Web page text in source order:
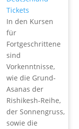
Tickets
In den Kursen
für
Fortgeschrittene
sind
Vorkenntnisse,
wie die Grund-
Asanas der
Rishikesh-Reihe,
der Sonnengruss,
sowie die